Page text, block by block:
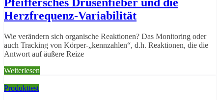
Pfeiffersches Drüsenfieber und die
Herzfrequenz-Variabilität
Wie verändern sich organische Reaktionen? Das Monitoring oder
auch Tracking von Körper-„kennzahlen“, d.h. Reaktionen, die die
Antwort auf äußere Reize
Weiterlesen
Produkttest